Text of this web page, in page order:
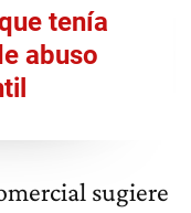
tenía
abuso
sugiere